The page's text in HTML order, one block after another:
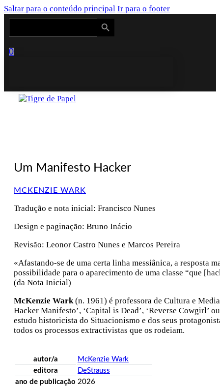
Saltar para o conteúdo principal Ir para o footer
Search
Search Button
0
Um Manifesto Hacker
MCKENZIE WARK
Tradução e nota inicial: Francisco Nunes
Design e paginação: Bruno Inácio
Revisão: Leonor Castro Nunes e Marcos Pereira
«Afastando-se de uma certa linha messiânica, a resposta
possibilidade para o aparecimento de uma classe “que
(da Nota Inicial)
McKenzie Wark (n. 1961) é professora de Cultura e
Hacker Manifesto’, ‘Capital is Dead’, ‘Reverse Cowgirl’
estudo historicista do Situacionismo e dos seus
todos os processos extractivistas que os rodeiam.
autor/a
McKenzie Wark
editora
DeStrauss
ano de publicação 2026